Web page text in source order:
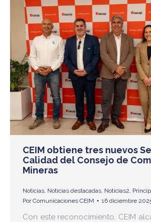
CEIM obtiene tres nuevos
Calidad del Consejo de
Mineras
Noticias Noticias destacadas Noticias2
PorComunicaciones CEIM 16 diciembre
Con este reconocimiento, CEIM